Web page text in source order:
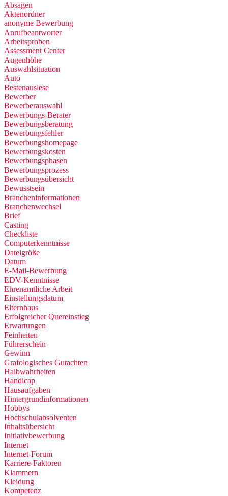
Absagen
Aktenordner
anonyme Bewerbung
Anrufbeantworter
Arbeitsproben
Assessment Center
Augenhöhe
Auswahlsituation
Auto
Bestenauslese
Bewerber
Bewerberauswahl
Bewerbungs-Berater
Bewerbungsberatung
Bewerbungsfehler
Bewerbungshomepage
Bewerbungskosten
Bewerbungsphasen
Bewerbungsprozess
Bewerbungsübersicht
Bewusstsein
Brancheninformationen
Branchenwechsel
Brief
Casting
Checkliste
Computerkenntnisse
Dateigröße
Datum
E-Mail-Bewerbung
EDV-Kenntnisse
Ehrenamtliche Arbeit
Einstellungsdatum
Elternhaus
Erfolgreicher Quereinstieg
Erwartungen
Feinheiten
Führerschein
Gewinn
Grafologisches Gutachten
Halbwahrheiten
Handicap
Hausaufgaben
Hintergrundinformationen
Hobbys
Hochschulabsolventen
Inhaltsübersicht
Initiativbewerbung
Internet
Internet-Forum
Karriere-Faktoren
Klammern
Kleidung
Kompetenz